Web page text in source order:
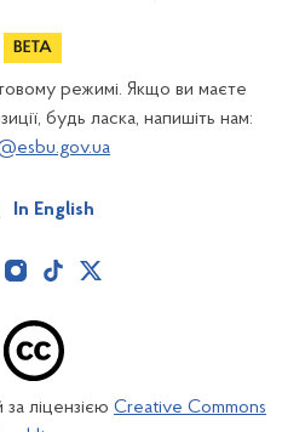
режимі. Якщо ви маєте
будь ласка, напишіть нам:
In English
ліцензією Creative Commons